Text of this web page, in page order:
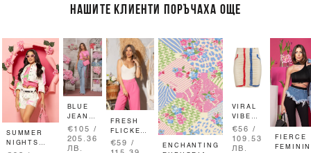
НАШИТЕ КЛИЕНТИ ПОРЪЧАХА ОЩЕ
SUMMER
NIGHTS
BLUE
JEAN
BABY
ДЪНКИ
-
€105 /
205.36
ЛВ.
FRESH
FLICKER
ТОП ОТ
ПЛЕТИВО
€59 /
ENCHANTING
VIRAL
VIBES
MINI
ПОЛА
€56 /
109.53
ЛВ.
FIERCE